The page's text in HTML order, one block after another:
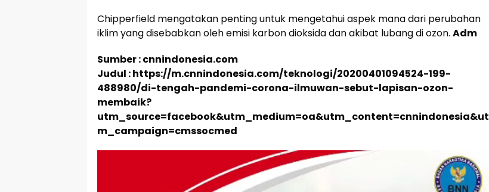
Chipperfield mengatakan penting untuk mengetahui aspek mana dari perubahan
iklim yang disebabkan oleh emisi karbon dioksida dan akibat lubang di ozon. Adm
Sumber : cnnindonesia.com
Judul : https://m.cnnindonesia.com/teknologi/20200401094524-199-
488980/di-tengah-pandemi-corona-ilmuwan-sebut-lapisan-ozon-
membaik?
utm_source=facebook&utm_medium=oa&utm_content=cnnindonesia&ut
m_campaign=cmssocmed